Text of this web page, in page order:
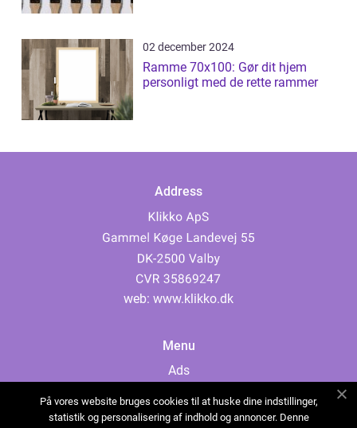
02 december 2024
Ramme 70x100: Gør dit hjem
personligt med de rette rammer
Address
web: www.klikko.dk
Menu
Ads
Cookies
På vores website bruges cookies til at huske dine indstillinger,
statistik og personalisering af indhold og annoncer. Denne